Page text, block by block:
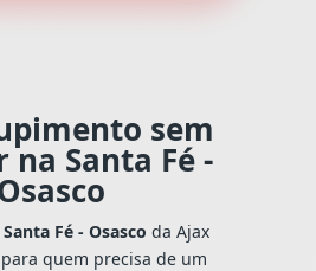
sem
na Santa Fé -
Fé - Osasco da Ajax
quem precisa de um